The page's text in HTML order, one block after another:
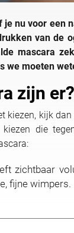
je nu voor
van de
mascara
we moeten
zijn er?
kiezen, kijk
die
zichtbaar
fijne wimpers.